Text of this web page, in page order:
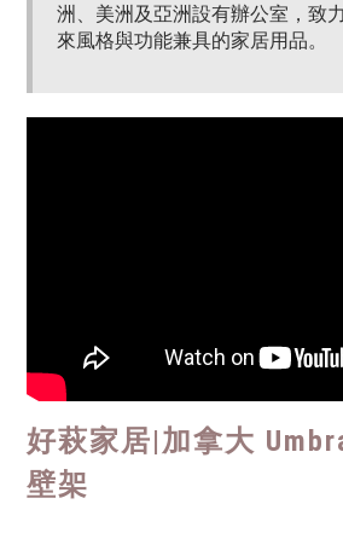
洲、美洲及亞洲設有辦公室，致
來風格與功能兼具的家居用品。
好萩家居|加拿大
壁架